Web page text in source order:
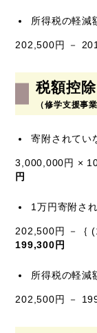
所得税の軽減
202,500円 －
税額控除
（修学支援事
寄附されてい
3,000,000円 ×
円
1万円寄附さ
202,500円 －｛
199,300円
所得税の軽減
202,500円 －